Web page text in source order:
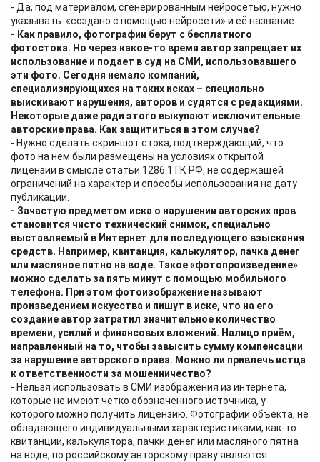
- Да, под материалом, сгенерированным нейросетью, нужно
указывать: «создано с помощью нейросети» и её название.
- Как правило, фотографии берут с бесплатного
фотостока. Но через какое-то время автор запрещает их
использование и подает в суд на СМИ, использовавшего
эти фото. Сегодня немало компаний,
специализирующихся на таких исках – специально
выискивают нарушения, авторов и судятся с редакциями.
Некоторые даже ради этого выкупают исключительные
авторские права. Как защититься в этом случае?
- Нужно сделать скриншот стока, подтверждающий, что
фото на нем были размещены на условиях открытой
лицензии в смысле статьи 1286.1 ГК РФ, не содержащей
ограничений на характер и способы использования на дату
публикации.
- Зачастую предметом иска о нарушении авторских прав
становится чисто технический снимок, специально
выставляемый в Интернет для последующего взыскания
средств. Например, квитанция, калькулятор, пачка денег
или масляное пятно на воде. Такое «фотопроизведение»
можно сделать за пять минут с помощью мобильного
телефона. При этом фотоизображение называют
произведением искусства и пишут в иске, что на его
создание автор затратил значительное количество
времени, усилий и финансовых вложений. Налицо приём,
направленный на то, чтобы завысить сумму компенсации
за нарушение авторского права. Можно ли привлечь истца
к ответственности за мошенничество?
- Нельзя использовать в СМИ изображения из интернета,
которые не имеют четко обозначенного источника, у
которого можно получить лицензию. Фотографии объекта, не
обладающего индивидуальными характеристиками, как-то
квитанции, калькулятора, пачки денег или масляного пятна
на воде, по российскому авторскому праву являются